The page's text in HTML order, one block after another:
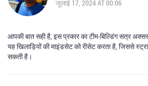
जुलाई 17, 2024 AT 00:06
आपकी बात सही है, इस प्रकार का टीम‑बिल्डिंग सत्र अक्सर
यह खिलाड़ियों की माइंडसेट को रीसेट करता है, जिससे
सकती है।